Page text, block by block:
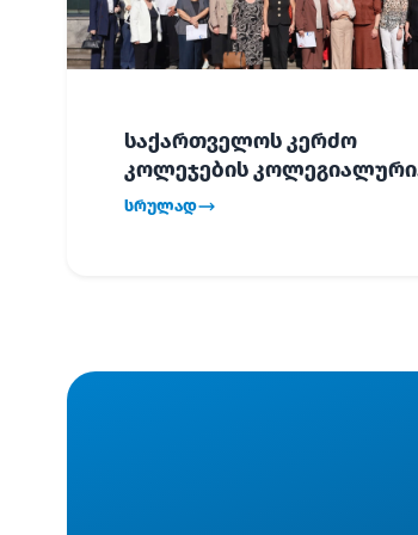
საქართველოს კერძო
კოლეჯების კოლეგიალური
ვიზიტი ბათუმში!
სრულად